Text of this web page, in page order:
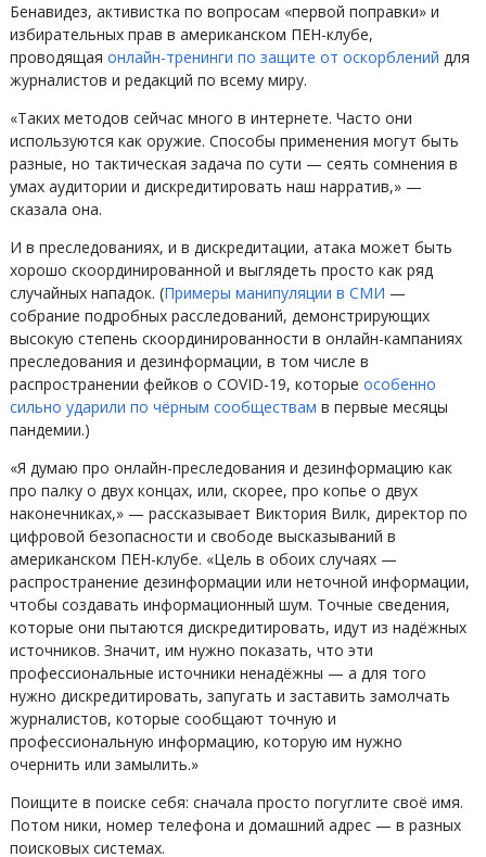
Бенавидез, активистка по вопросам «первой поправки» и
избирательных прав в американском ПЕН-клубе,
проводящая онлайн-тренинги по защите от оскорблений для
журналистов и редакций по всему миру.
«Таких методов сейчас много в интернете. Часто они
используются как оружие. Способы применения могут быть
разные, но тактическая задача по сути — сеять сомнения в
умах аудитории и дискредитировать наш нарратив,» —
сказала она.
И в преследованиях, и в дискредитации, атака может быть
хорошо скоординированной и выглядеть просто как ряд
случайных нападок. (Примеры манипуляции в СМИ —
собрание подробных расследований, демонстрирующих
высокую степень скоординированности в онлайн-кампаниях
преследования и дезинформации, в том числе в
распространении фейков о COVID-19, которые особенно
сильно ударили по чёрным сообществам в первые месяцы
пандемии.)
«Я думаю про онлайн-преследования и дезинформацию как
про палку о двух концах, или, скорее, про копье о двух
наконечниках,» — рассказывает Виктория Вилк, директор по
цифровой безопасности и свободе высказываний в
американском ПЕН-клубе. «Цель в обоих случаях —
распространение дезинформации или неточной информации,
чтобы создавать информационный шум. Точные сведения,
которые они пытаются дискредитировать, идут из надёжных
источников. Значит, им нужно показать, что эти
профессиональные источники ненадёжны — а для того
нужно дискредитировать, запугать и заставить замолчать
журналистов, которые сообщают точную и
профессиональную информацию, которую им нужно
очернить или замылить.»
Поищите в поиске себя: сначала просто погуглите своё имя.
Потом ники, номер телефона и домашний адрес — в разных
поисковых системах.